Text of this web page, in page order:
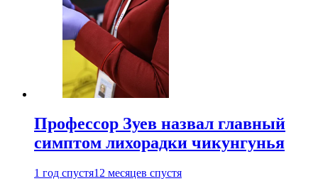
Профессор Зуев назвал главный
симптом лихорадки чикунгунья
1 год спустя12 месяцев спустя